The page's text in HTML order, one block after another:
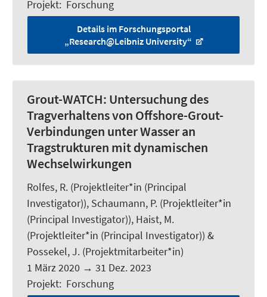
Projekt: Forschung
Details im Forschungsportal
„Research@Leibniz University“
Grout-WATCH: Untersuchung des
Tragverhaltens von Offshore-Grout-
Verbindungen unter Wasser an
Tragstrukturen mit dynamischen
Wechselwirkungen
Rolfes, R. (Projektleiter*in (Principal
Investigator)), Schaumann, P. (Projektleiter*in
(Principal Investigator)), Haist, M.
(Projektleiter*in (Principal Investigator)) &
Possekel, J. (Projektmitarbeiter*in)
1 März 2020 → 31 Dez. 2023
Projekt: Forschung